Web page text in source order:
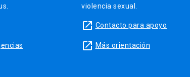
violencia sexual.
launch Contacto para apoyo
launch Más orientación